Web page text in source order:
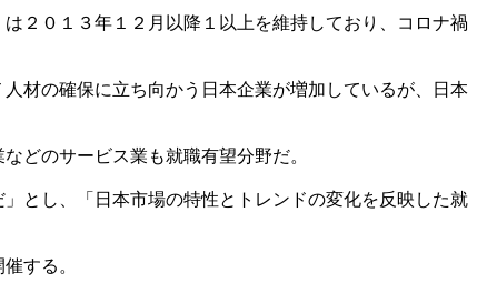
２０１３年１２月以降１以上を維持しており、コロナ禍
材の確保に立ち向かう日本企業が増加しているが、日本
どのサービス業も就職有望分野だ。
とし、「日本市場の特性とトレンドの変化を反映した就
する。